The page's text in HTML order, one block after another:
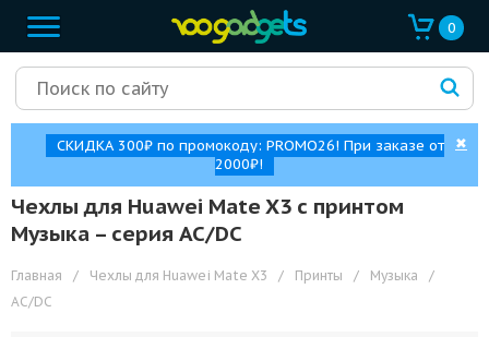
0
СКИДКА 300₽ по промокоду: PROMO26! При заказе от
2000₽!
✖
Чехлы для Huawei Mate X3 с принтом
Музыка – cерия AC/DC
Главная / Чехлы для Huawei Mate X3 / Принты / Музыка
/
AC/DC